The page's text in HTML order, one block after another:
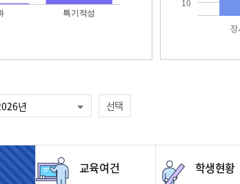
10
장
선택
교육여건 학생현황